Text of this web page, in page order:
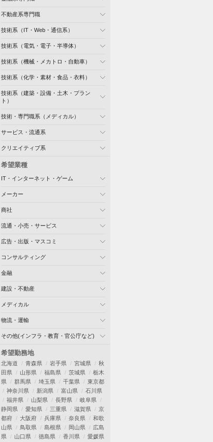
不動産系専門職
技術系（IT・Web・通信系）
技術系（電気・電子・半導体）
技術系（機械・メカトロ・自動車）
技術系（化学・素材・食品・衣料）
技術系（建築・設備・土木・プラン
ト）
技術・専門職系（メディカル）
サービス・流通系
クリエイティブ系
希望業種
IT・インターネット・ゲーム
メーカー
商社
流通・小売・サービス
広告・出版・マスコミ
コンサルティング
金融
建設・不動産
メディカル
物流・運輸
その他(インフラ・教育・官公庁など)
希望勤務地
北海道 青森県 岩手県 宮城県
秋
田県
山形県 福島県 茨城県
栃木
県
群馬県 埼玉県 千葉県
東京都
神奈川県
新潟県 富山県
石川県
福井県
山梨県 長野県
岐阜県
静岡県
愛知県 三重県 滋賀県
京
都府
大阪府 兵庫県 奈良県
和歌
山県
鳥取県 島根県 岡山県
広島
県
山口県 徳島県 香川県
愛媛県